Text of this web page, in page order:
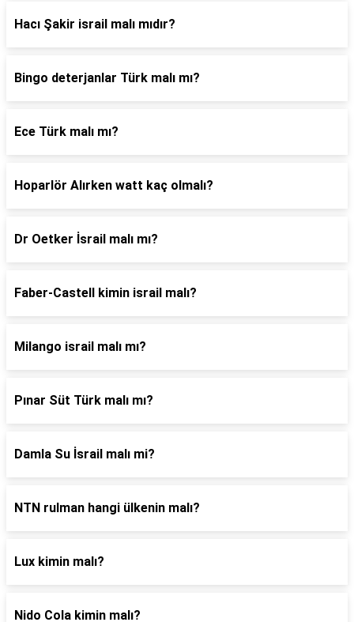
Hacı Şakir israil malı mıdır?
Bingo deterjanlar Türk malı mı?
Ece Türk malı mı?
Hoparlör Alırken watt kaç olmalı?
Dr Oetker İsrail malı mı?
Faber-Castell kimin israil malı?
Milango israil malı mı?
Pınar Süt Türk malı mı?
Damla Su İsrail malı mi?
NTN rulman hangi ülkenin malı?
Lux kimin malı?
Nido Cola kimin malı?